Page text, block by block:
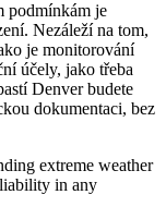
podmínkám je
Nezáleží na tom,
je monitorování
účely, jako třeba
Denver budete
dokumentaci, bez